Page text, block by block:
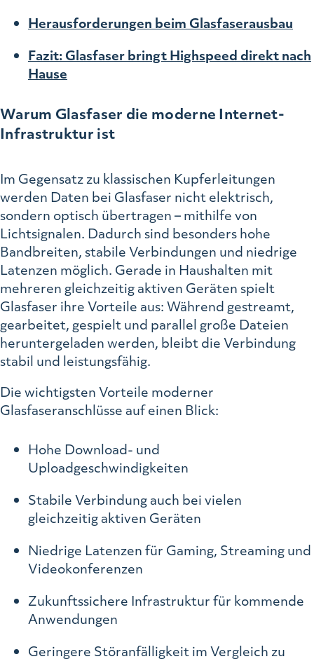
Herausforderungen beim Glasfaserausbau
Fazit: Glasfaser bringt Highspeed direkt nach
Hause
Warum Glasfaser die moderne Internet-
Infrastruktur ist
Im Gegensatz zu klassischen Kupferleitungen
werden Daten bei Glasfaser nicht elektrisch,
sondern optisch übertragen – mithilfe von
Lichtsignalen. Dadurch sind besonders hohe
Bandbreiten, stabile Verbindungen und niedrige
Latenzen möglich. Gerade in Haushalten mit
mehreren gleichzeitig aktiven Geräten spielt
Glasfaser ihre Vorteile aus: Während gestreamt,
gearbeitet, gespielt und parallel große Dateien
heruntergeladen werden, bleibt die Verbindung
stabil und leistungsfähig.
Die wichtigsten Vorteile moderner
Glasfaseranschlüsse auf einen Blick:
Hohe Download- und
Uploadgeschwindigkeiten
Stabile Verbindung auch bei vielen
gleichzeitig aktiven Geräten
Niedrige Latenzen für Gaming, Streaming und
Videokonferenzen
Zukunftssichere Infrastruktur für kommende
Anwendungen
Geringere Störanfälligkeit im Vergleich zu